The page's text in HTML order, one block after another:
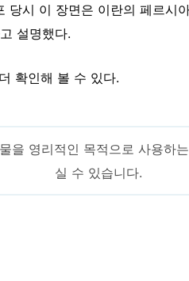
당시 이 장면은 이란의 페르시
설명했다.
더 확인해 볼 수 있다.
을 영리적인 목적으로 사용하
실 수 있습니다.